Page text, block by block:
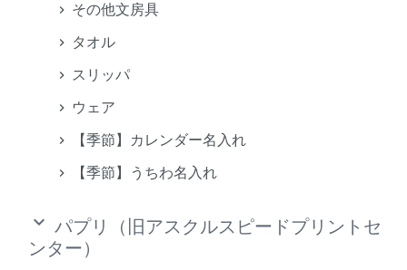
その他文房具
タオル
スリッパ
ウェア
【季節】カレンダー名入れ
【季節】うちわ名入れ
keyboard_arrow_down パプリ（旧アスクルスピードプリントセ
ンター）